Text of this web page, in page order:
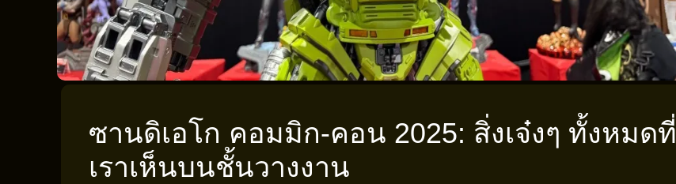
ซานดิเอโก คอมมิก-คอน 2025: สิ่งเจ๋งๆ ทั้งหมดที่
เราเห็นบนชั้นวางงาน